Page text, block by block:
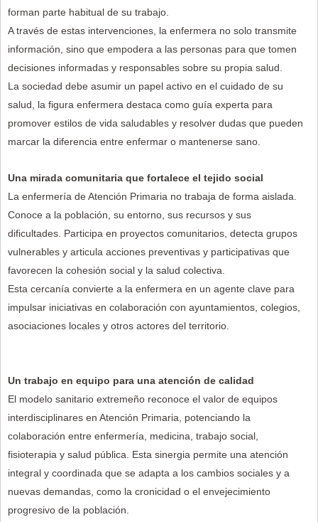
forman parte habitual de su trabajo.
A través de estas intervenciones, la enfermera no solo transmite
información, sino que empodera a las personas para que tomen
decisiones informadas y responsables sobre su propia salud.
La sociedad debe asumir un papel activo en el cuidado de su
salud, la figura enfermera destaca como guía experta para
promover estilos de vida saludables y resolver dudas que pueden
marcar la diferencia entre enfermar o mantenerse sano.
Una mirada comunitaria que fortalece el tejido social
La enfermería de Atención Primaria no trabaja de forma aislada.
Conoce a la población, su entorno, sus recursos y sus
dificultades. Participa en proyectos comunitarios, detecta grupos
vulnerables y articula acciones preventivas y participativas que
favorecen la cohesión social y la salud colectiva.
Esta cercanía convierte a la enfermera en un agente clave para
impulsar iniciativas en colaboración con ayuntamientos, colegios,
asociaciones locales y otros actores del territorio.
Un trabajo en equipo para una atención de calidad
El modelo sanitario extremeño reconoce el valor de equipos
interdisciplinares en Atención Primaria, potenciando la
colaboración entre enfermería, medicina, trabajo social,
fisioterapia y salud pública. Esta sinergia permite una atención
integral y coordinada que se adapta a los cambios sociales y a
nuevas demandas, como la cronicidad o el envejecimiento
progresivo de la población.